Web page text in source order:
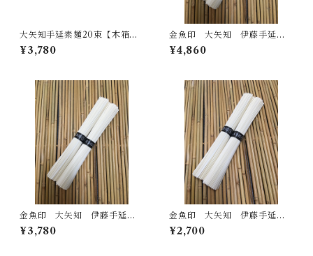
大矢知手延素麺20束【木箱入
り】
¥3,780
金魚印 大矢知 伊藤手延製
麺所 最高級手延そうめん（5
0ｇ×50束）
¥4,860
金魚印 大矢知 伊藤手延製
麺所 最高級手延そうめん（5
0ｇ×30束）
¥3,780
金魚印 大矢知 伊藤手延製
麺所 最高級手延そうめん（5
0ｇ×20束）
¥2,700